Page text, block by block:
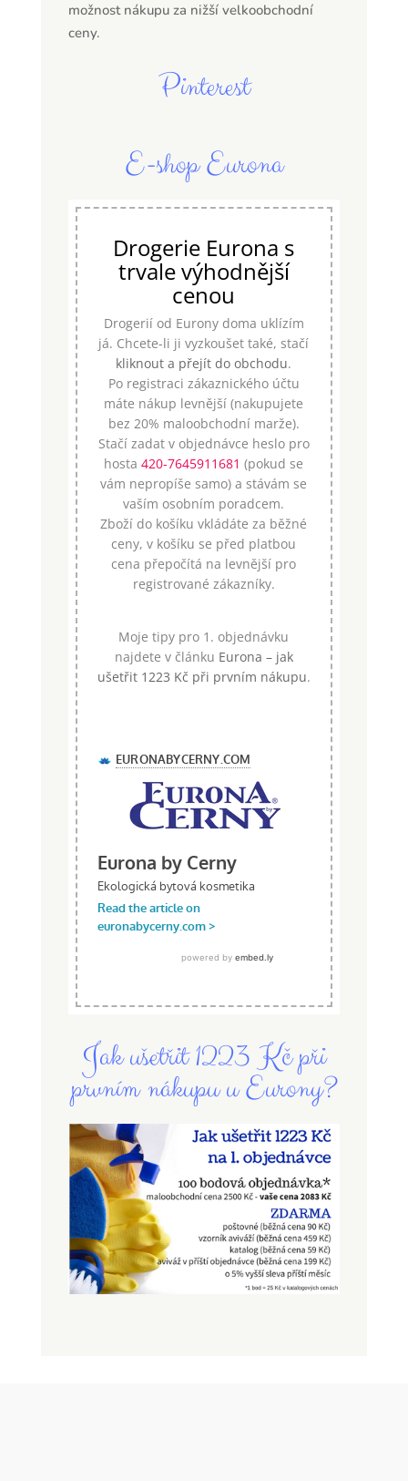
možnost nákupu za nižší velkoobchodní
ceny.
Pinterest
E-shop Eurona
Drogerie Eurona s
trvale výhodnější
cenou
Drogerií od Eurony doma uklízím
já. Chcete-li ji vyzkoušet také, stačí
kliknout a přejít do obchodu.
Po registraci zákaznického účtu
máte nákup levnější (nakupujete
bez 20% maloobchodní marže).
Stačí zadat v objednávce heslo pro
hosta420-7645911681 (pokud se
vám nepropíše samo) a stávám se
vaším osobním poradcem.
Zboží do košíku vkládáte za běžné
ceny, v košíku se před platbou
cena přepočítá na levnější pro
registrované zákazníky.
Moje tipy pro 1. objednávku
najdete v článku Eurona – jak
ušetřit 1223 Kč při prvním nákupu.
Jak ušetřit 1223 Kč při
prvním nákupu u Eurony?